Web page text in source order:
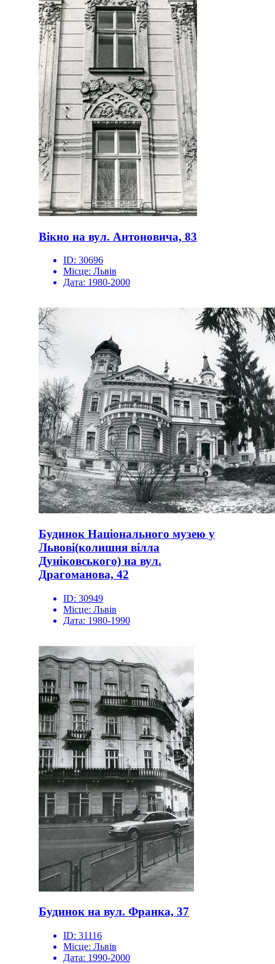
Вікно на вул. Антоновича, 83
ID: 30696
Місце: Львів
Дата: 1980-2000
Будинок Національного музею у
Львові(колишня вілла
Дуніковського) на вул.
Драгоманова, 42
ID: 30949
Місце: Львів
Дата: 1980-1990
Будинок на вул. Франка, 37
ID: 31116
Місце: Львів
Дата: 1990-2000